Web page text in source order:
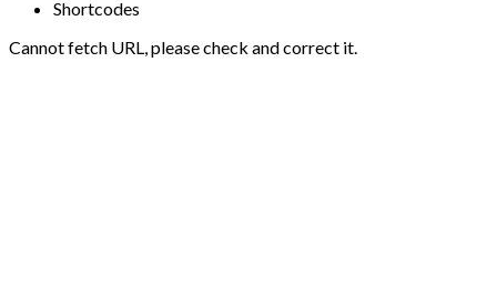
Shortcodes
Cannot fetch URL, please check and correct it.